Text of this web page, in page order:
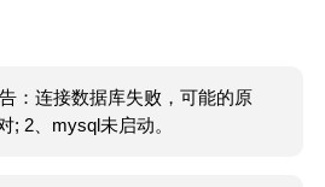
：连接数据库失败，可能的原
; 2、mysql未启动。